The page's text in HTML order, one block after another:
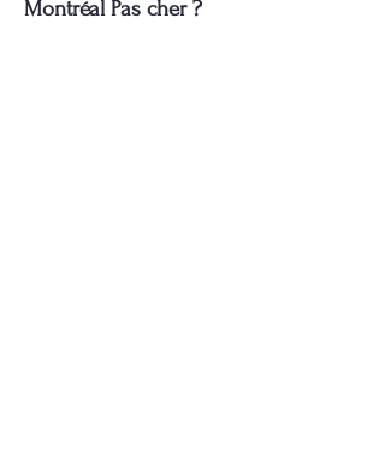
Montréal Pas cher ?